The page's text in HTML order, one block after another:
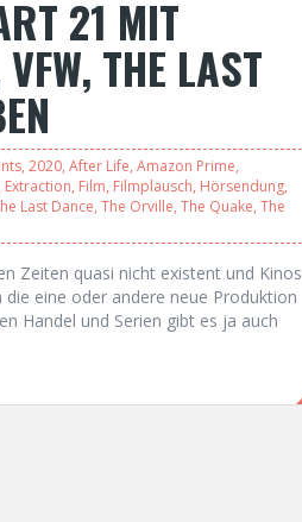
21 MIT
THE LAST
, 2020, After Life, Amazon Prime,
Extraction, Film, Filmplausch, Hörsendung,
Last Dance, The Orville, The Quake, The
Zeiten quasi nicht existent und Kinos
eine oder andere neue Produktion
Handel und Serien gibt es ja auch